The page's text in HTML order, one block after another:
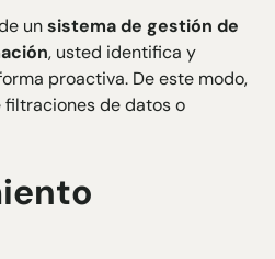
unsistema de gestión de
, usted identifica y
proactiva. De este modo,
filtraciones de datos o